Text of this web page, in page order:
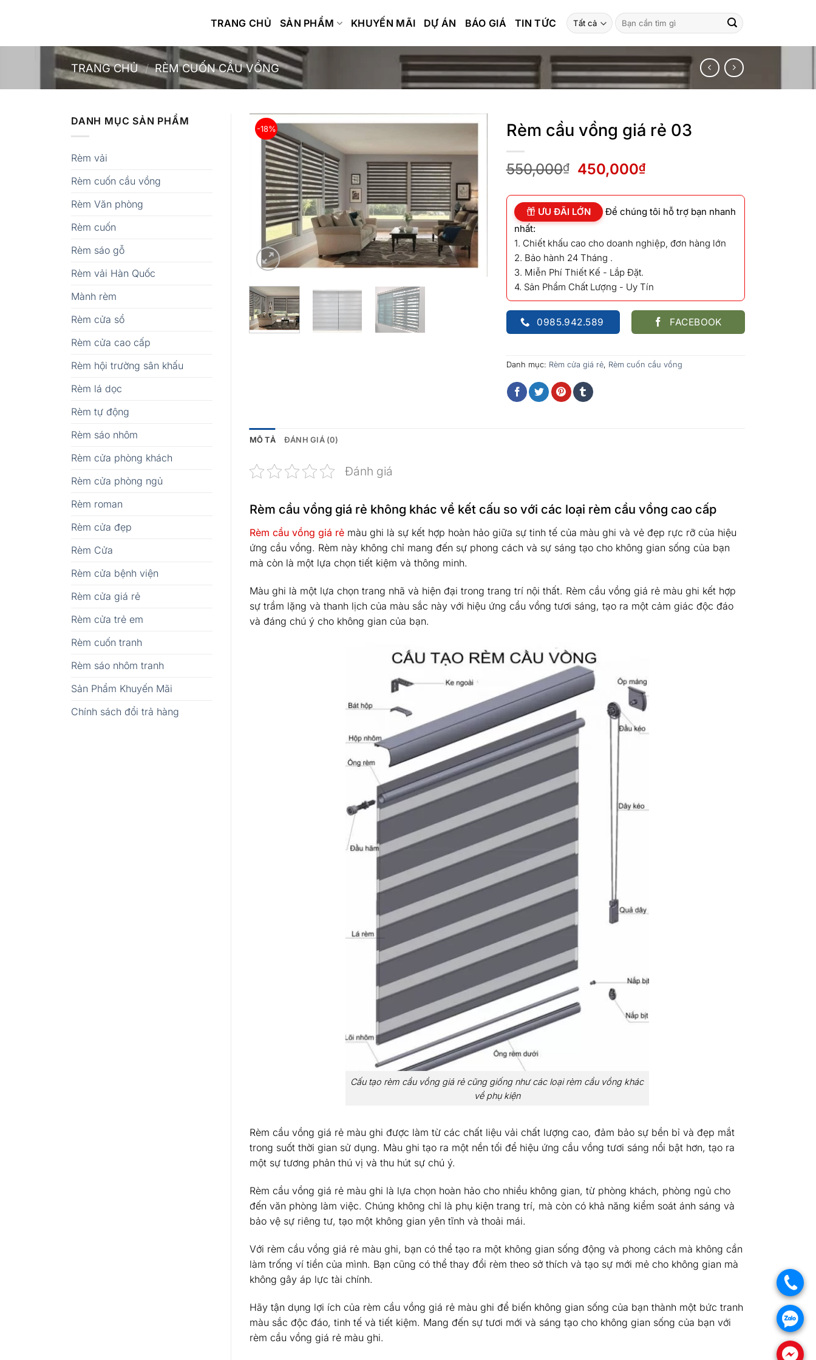
TRANG CHỦ SẢN PHẨM KHUYẾN MÃI DỰ ÁN BÁO GIÁ TIN TỨC
Tìm
kiếm:
TRANG CHỦ / RÈM CUỐN CẦU VỒNG
DANH MỤC SẢN PHẨM
Rèm vải
Rèm cuốn cầu vồng
Rèm Văn phòng
Rèm cuốn
Rèm sáo gỗ
Rèm vải Hàn Quốc
Mành rèm
Rèm cửa sổ
Rèm cửa cao cấp
Rèm hội trường sân khấu
Rèm lá dọc
Rèm tự động
Rèm sáo nhôm
Rèm cửa phòng khách
Rèm cửa phòng ngủ
Rèm roman
Rèm cửa đẹp
Rèm Cửa
Rèm cửa bệnh viện
Rèm cửa giá rẻ
Rèm cửa trẻ em
Rèm cuốn tranh
Rèm sáo nhôm tranh
Sản Phẩm Khuyến Mãi
Chính sách đổi trả hàng
-18% Rèm cầu vồng giá rẻ 03
550,000₫
Giá
là:
550,000₫.
450,000₫Giá
tại
là:
ƯU ĐÃI LỚN
Để chúng tôi hỗ trợ bạn nhanh
nhất:
1. Chiết khấu cao cho doanh nghiệp, đơn hàng lớn
2. Bảo hành 24 Tháng .
3. Miễn Phí Thiết Kế - Lắp Đặt.
4. Sản Phẩm Chất Lượng - Uy Tín
0985.942.589 FACEBOOK
Danh mục: Rèm cửa giá rẻ, Rèm cuốn cầu vồng
MÔ TẢ ĐÁNH GIÁ (0)
Đánh giá
Rèm cầu vồng giá rẻ không khác về kết cấu so với các loại rèm cầu vồng cao cấp
Rèm cầu vồng giá rẻmàu ghi là sự kết hợp hoàn hảo giữa sự tinh tế của màu ghi và vẻ đẹp rực rỡ của hiệu
ứng cầu vồng. Rèm này không chỉ mang đến sự phong cách và sự sáng tạo cho không gian sống của bạn
mà còn là một lựa chọn tiết kiệm và thông minh.
Màu ghi là một lựa chọn trang nhã và hiện đại trong trang trí nội thất. Rèm cầu vồng giá rẻ màu ghi kết hợp
sự trầm lặng và thanh lịch của màu sắc này với hiệu ứng cầu vồng tươi sáng, tạo ra một cảm giác độc đáo
và đáng chú ý cho không gian của bạn.
Cấu tạo rèm cầu vồng giá rẻ cũng giống như các loại rèm cầu vồng khác
về phụ kiện
Rèm cầu vồng giá rẻ màu ghi được làm từ các chất liệu vải chất lượng cao, đảm bảo sự bền bỉ và đẹp mắt
trong suốt thời gian sử dụng. Màu ghi tạo ra một nền tối để hiệu ứng cầu vồng tươi sáng nổi bật hơn, tạo ra
một sự tương phản thú vị và thu hút sự chú ý.
Rèm cầu vồng giá rẻ màu ghi là lựa chọn hoàn hảo cho nhiều không gian, từ phòng khách, phòng ngủ cho
đến văn phòng làm việc. Chúng không chỉ là phụ kiện trang trí, mà còn có khả năng kiểm soát ánh sáng và
bảo vệ sự riêng tư, tạo một không gian yên tĩnh và thoải mái.
Với rèm cầu vồng giá rẻ màu ghi, bạn có thể tạo ra một không gian sống động và phong cách mà không cần
làm trống ví tiền của mình. Bạn cũng có thể thay đổi rèm theo sở thích và tạo sự mới mẻ cho không gian mà
không gây áp lực tài chính.
Hãy tận dụng lợi ích của rèm cầu vồng giá rẻ màu ghi để biến không gian sống của bạn thành một bức tranh
màu sắc độc đáo, tinh tế và tiết kiệm. Mang đến sự tươi mới và sáng tạo cho không gian sống của bạn với
rèm cầu vồng giá rẻ màu ghi.
.
.
.